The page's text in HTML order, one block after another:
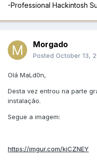
-Professional Hackintosh
Morgado
Posted October 13,
Olá MaLd0n,
Desta vez entrou na parte
instalação.
Segue a imagem:
https://imgur.com/kjCZNEY